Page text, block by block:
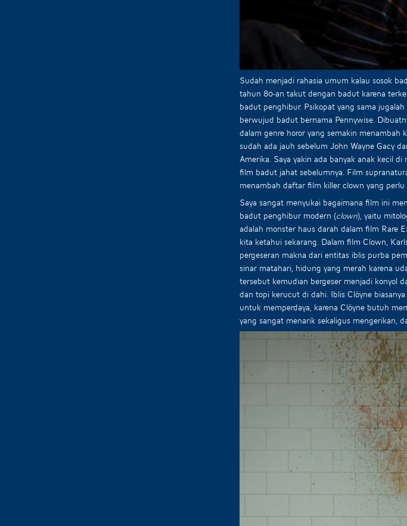
Sudah menjadi rahasia umum kalau sosok
tahun 80-an takut dengan badut karena
badut penghibur. Psikopat yang sama
berwujud badut bernama Pennywise.
dalam genre horor yang semakin
sudah ada jauh sebelum John Wayne Gacy
Amerika. Saya yakin ada banyak anak kecil
film badut jahat sebelumnya. Film
menambah daftar film killer clown yang
Saya sangat menyukai bagaimana film ini
badut penghibur modern (clown), yaitu
adalah monster haus darah dalam film Rare
kita ketahui sekarang. Dalam film Clown,
pergeseran makna dari entitas iblis purba
sinar matahari, hidung yang merah karena
tersebut kemudian bergeser menjadi konyol
dan topi kerucut di dahi. Iblis Clöyne
untuk memperdaya, karena Clöyne butuh
yang sangat menarik sekaligus mengerikan,